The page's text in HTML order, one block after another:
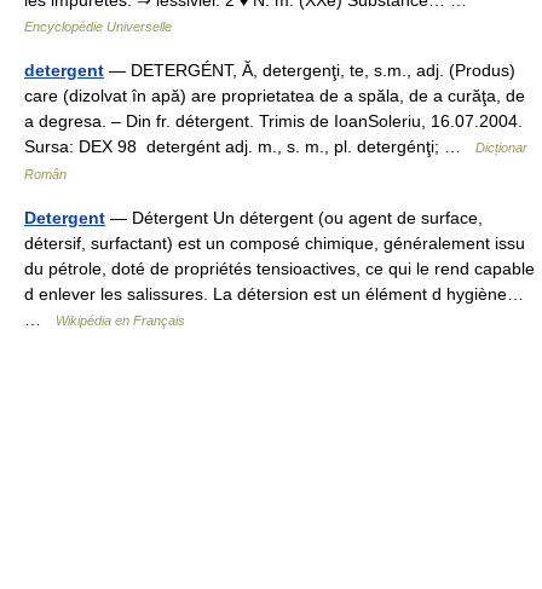
Encyclopédie Universelle
detergent — DETERGÉNT, Ă, detergenţi, te, s.m., adj. (Produs)
care (dizolvat în apă) are proprietatea de a spăla, de a curăţa, de
a degresa. – Din fr. détergent. Trimis de IoanSoleriu, 16.07.2004.
Sursa: DEX 98 detergént adj. m., s. m., pl. detergénţi; …
Dicționar
Român
Detergent — Détergent Un détergent (ou agent de surface,
détersif, surfactant) est un composé chimique, généralement issu
du pétrole, doté de propriétés tensioactives, ce qui le rend capable
d enlever les salissures. La détersion est un élément d hygiène…
Wikipédia en Français